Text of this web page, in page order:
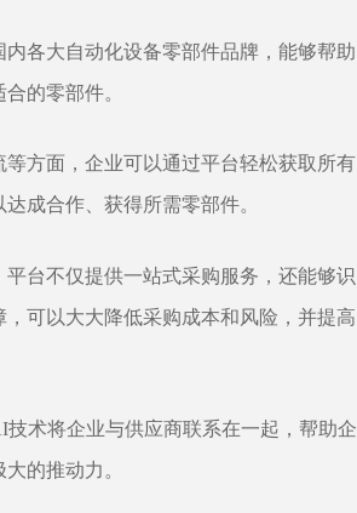
内各大自动化设备零部件品牌，能够帮助
的零部件。
等方面，企业可以通过平台轻松获取所有
成合作、获得所需零部件。
台不仅提供一站式采购服务，还能够识
可以大大降低采购成本和风险，并提高
术将企业与供应商联系在一起，帮助企
的推动力。